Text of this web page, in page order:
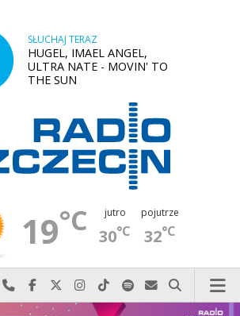
SŁUCHAJ TERAZ
HUGEL, IMAEL ANGEL,
ULTRA NATE - MOVIN' TO
THE SUN
19°C jutro
30°C
pojutrze
32°C
Najlepiej po prostu do nas zadzwoń
Odwiedź nas na Facebook-u
Odwiedź nas na X
Odwiedź nas na Instagram-ie
Odwiedź nas na TikTok-u
Szukaj nas na Spotify
Wyślij do nas
Szukaj